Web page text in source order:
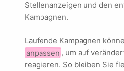
Stellenanzeigen und den
Kampagnen.
Laufende Kampagnen
anpassen , um auf
reagieren. So bleiben Sie